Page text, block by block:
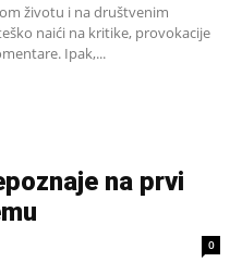
životu i na društvenim
naići na kritike, provokacije
Ipak,...
na prvi
0